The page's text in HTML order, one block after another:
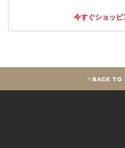
今すぐショッピ
BACK TO